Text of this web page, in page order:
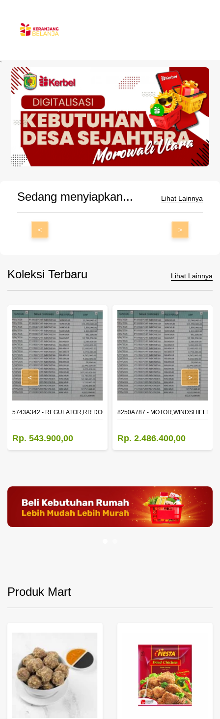
`
Sedang menyiapkan... Lihat Lainnya
< >
Koleksi Terbaru Lihat Lainnya
WINDOW,LH
5743A342 - REGULATOR,RR DOOR WINDOW,RH
Rp. 543.900,00
8250A787 - MOTOR,WINDSHIELD
Rp. 2.486.400,00
< >
Produk Mart